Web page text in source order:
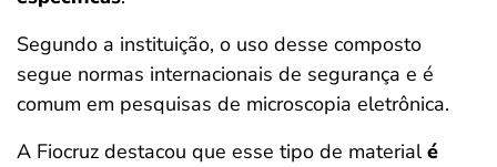
Segundo a instituição, o uso desse composto
segue normas internacionais de segurança e é
comum em pesquisas de microscopia eletrônica.
A Fiocruz destacou que esse tipo de materialé